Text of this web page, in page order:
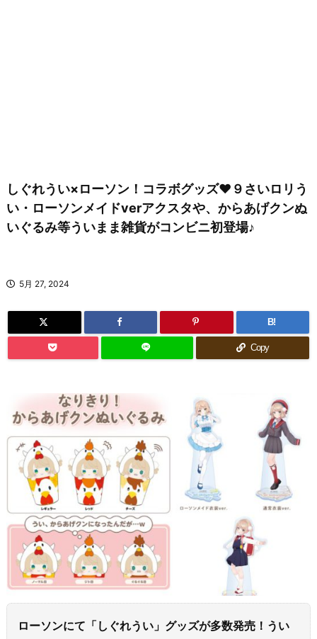
しぐれうい×ローソン！コラボグッズ♥９さいロリう
い・ローソンメイドverアクスタや、からあげクンぬ
いぐるみ等ういまま雑貨がコンビニ初登場♪
5月 27, 2024
B!
Copy
ローソンにて「しぐれうい」グッズが多数発売！うい